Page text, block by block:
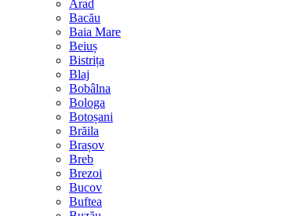
Arad
Bacău
Baia Mare
Beiuș
Bistrița
Blaj
Bobâlna
Bologa
Botoșani
Brăila
Brașov
Breb
Brezoi
Bucov
Buftea